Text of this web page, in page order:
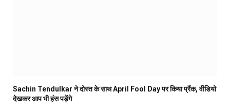
Sachin Tendulkar ने दोस्त के साथ April Fool Day पर किया प्रैंक, वीडियो
देखकर आप भी हंस पड़ेंगे